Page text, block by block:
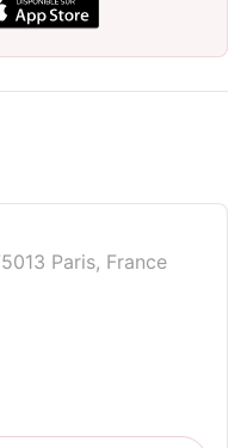
Paris, France